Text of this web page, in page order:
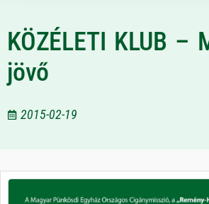
KÖZÉLETI KLUB –
jövő
2015-02-19